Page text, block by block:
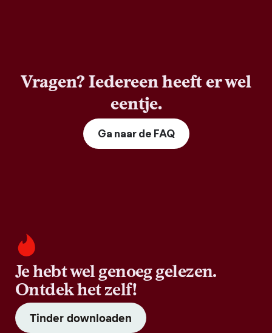
Vragen? Iedereen heeft er wel
eentje.
Ga naar de FAQ
Je hebt wel genoeg gelezen.
Ontdek het zelf!
Tinder downloaden